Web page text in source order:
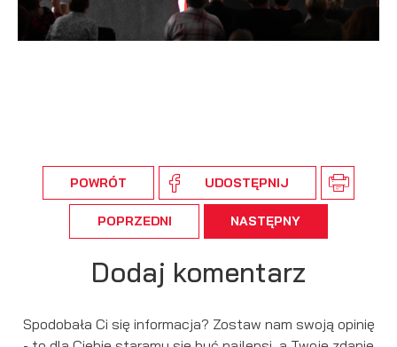
POWRÓT UDOSTĘPNIJ
POPRZEDNI NASTĘPNY
Dodaj komentarz
Spodobała Ci się informacja? Zostaw nam swoją opinię